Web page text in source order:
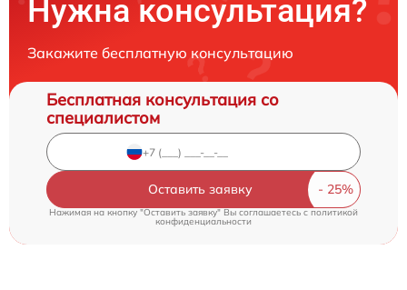
Нужна консультация?
Закажите бесплатную консультацию
Бесплатная консультация со
специалистом
Оставить заявку
Нажимая на кнопку "Оставить заявку" Вы соглашаетесь c политикой
конфиденциальности